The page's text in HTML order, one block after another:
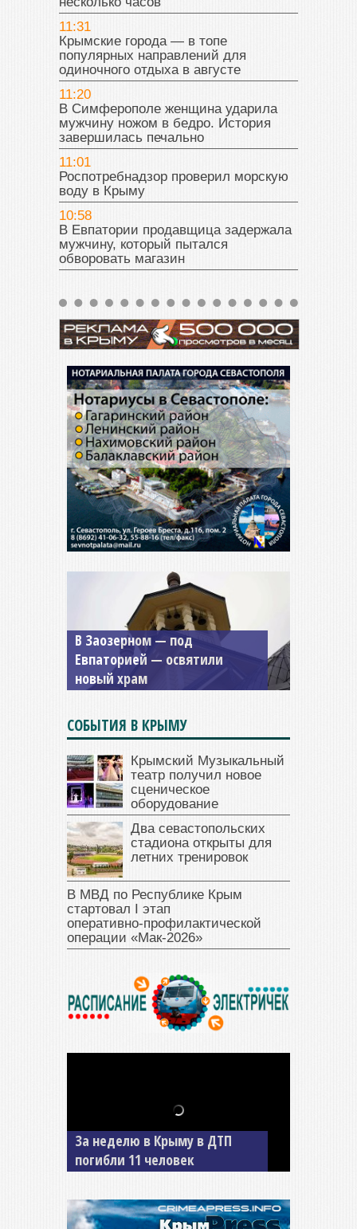
11:31
Крымские города — в топе
популярных направлений для
одиночного отдыха в августе
11:20
В Симферополе женщина ударила
мужчину ножом в бедро. История
завершилась печально
11:01
Роспотребнадзор проверил морскую
воду в Крыму
10:58
В Евпатории продавщица задержала
мужчину, который пытался
обворовать магазин
Мужской монастырь Косьмы
и Дамиана в Крыму вновь
открыт для посещения
СОБЫТИЯ В КРЫМУ
Крымский Музыкальный
театр получил новое
сценическое
оборудование
Два севастопольских
стадиона открыты для
летних тренировок
В МВД по Республике Крым
стартовал I этап
оперативно‑профилактической
операции «Мак‑2026»
В Джанкое водитель ВАЗа
сбил двух детей на «зебре»